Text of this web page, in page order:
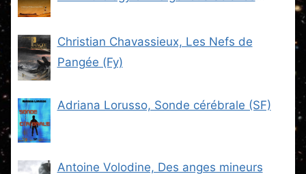
Christian Chavassieux, Les Nefs de
Pangée (Fy)
Adriana Lorusso, Sonde cérébrale (SF)
Antoine Volodine, Des anges mineurs